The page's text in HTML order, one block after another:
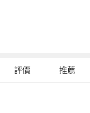
評價 推薦